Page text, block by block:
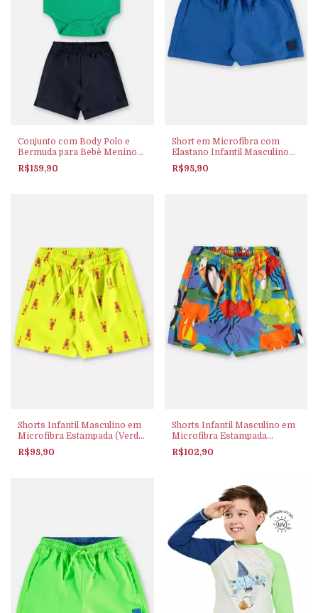
Conjunto com Body Polo e
Bermuda para Bebê Menino
(Verde) Up Baby
R$189,90
Short em Microfibra com
Elastano Infantil Masculino
(Azul) Up Baby
R$98,90
Shorts Infantil Masculino em
Microfibra Estampada (Verde
Claro) Up Baby
R$98,90
Shorts Infantil Masculino em
Microfibra Estampada
(Multicolor) Up Baby
R$102,90